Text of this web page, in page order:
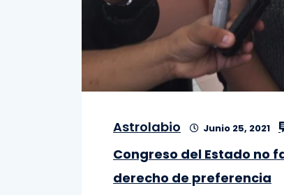
Astrolabio Junio 25, 2021
Congreso del Estado no
derecho de preferencia